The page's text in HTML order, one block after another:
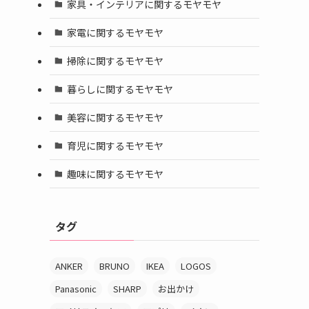
家具・インテリアに関するモヤモヤ
家電に関するモヤモヤ
掃除に関するモヤモヤ
暮らしに関するモヤモヤ
美容に関するモヤモヤ
育児に関するモヤモヤ
趣味に関するモヤモヤ
タグ
ANKER BRUNO IKEA
LOGOS
Panasonic
SHARP
お出かけ